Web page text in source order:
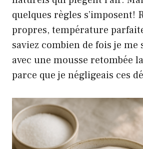
quelques règles s’imposent!
propres, température
saviez combien de fois je
avec une mousse retombée
parce que je négligeais ces